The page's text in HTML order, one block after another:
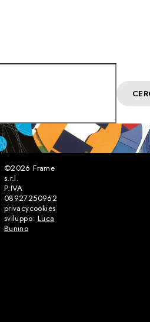
©2026Frame
s.r.l.
P.IVA
08927250962
privacycookies
sviluppo: Luca
Bunino